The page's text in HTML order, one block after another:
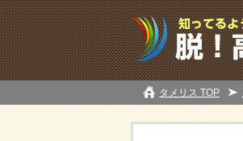
タメリス TOP